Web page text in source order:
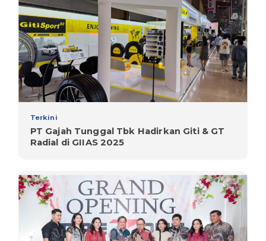
Terkini
PT Gajah Tunggal Tbk Hadirkan Giti & GT
Radial di GIIAS 2025